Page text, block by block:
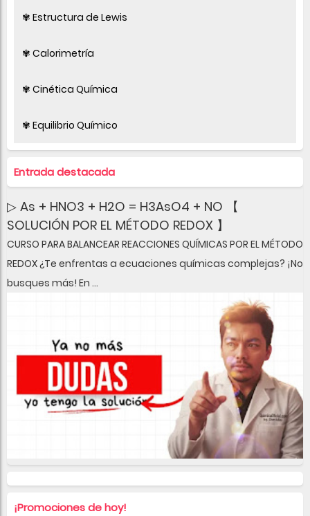
✾ Estructura de Lewis
✾ Calorimetría
✾ Cinética Química
✾ Equilibrio Químico
Entrada destacada
▷ As + HNO3 + H2O = H3AsO4 + NO 【
SOLUCIÓN POR EL MÉTODO REDOX 】
CURSO PARA BALANCEAR REACCIONES QUÍMICAS POR EL MÉTODO
REDOX ¿Te enfrentas a ecuaciones químicas complejas? ¡No
busques más! En ...
¡Promociones de hoy!